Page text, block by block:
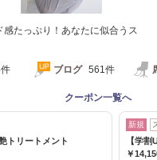
たっぷり！あなたに似合うス
ブログ 561件
クーポン一覧へ
トリートメント
新規
【学
￥